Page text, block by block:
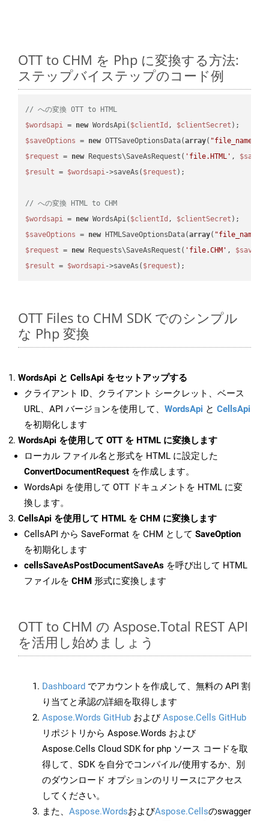
OTT to CHM を Php に変換する方法:
ステップバイステップのコード例
// への変換 OTT to HTML
$wordsapi = new WordsApi( $clientId , $clientSecret
$saveOptions = new OTTSaveOptionsData(array( "file_name"
$request = new Requests\SaveAsRequest( 'file.HTML' ,
$result = $wordsapi->saveAs( $request );
// への変換 HTML to CHM
$wordsapi = new WordsApi( $clientId , $clientSecret
$saveOptions = new HTMLSaveOptionsData(array( "file_name"
$request = new Requests\SaveAsRequest( 'file.CHM' ,
$result = $wordsapi->saveAs( $request
OTT Files to CHM SDK でのシンプル
な Php 変換
WordsApi と CellsApi をセットアップする
クライアント ID、クライアント シークレット、ベース
URL、API バージョンを使用して、 WordsApi と CellsApi
を初期化します
WordsApi を使用して OTT を HTML に変換します
ローカル ファイル名と形式を HTML に設定した
ConvertDocumentRequest を作成します。
WordsApi を使用して OTT ドキュメントを HTML に変
換します。
CellsApi を使用して HTML を CHM に変換します
CellsAPI から SaveFormat を CHM として SaveOption
を初期化します
cellsSaveAsPostDocumentSaveAs を呼び出して HTML
ファイルを CHM 形式に変換します
OTT to CHM の Aspose.Total REST API
を活用し始めましょう
Dashboard でアカウントを作成して、無料の API 割
り当てと承認の詳細を取得します
Aspose.Words GitHub およびAspose.Cells GitHub
リポジトリから Aspose.Words および
Aspose.Cells Cloud SDK for php ソース コードを取
得して、SDK を自分でコンパイル/使用するか、別
のダウンロード オプションのリリースにアクセス
してください。
また、 Aspose.WordsおよびAspose.Cellsのswagger